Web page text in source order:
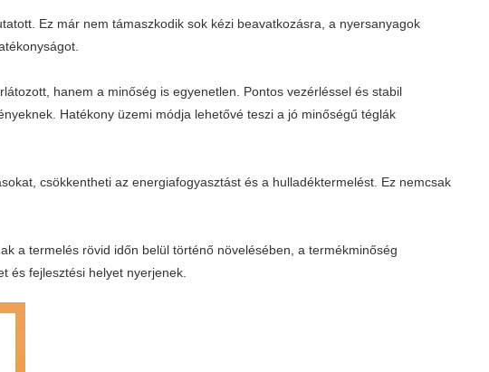
Ez már nem támaszkodik sok kézi beavatkozásra, a nyersanyagok
hanem a minőség is egyenetlen. Pontos vezérléssel és stabil
Hatékony üzemi módja lehetővé teszi a jó minőségű téglák
csökkentheti az energiafogyasztást és a hulladéktermelést. Ez nemcsak
a termelés rövid időn belül történő növelésében, a termékminőség
és fejlesztési helyet nyerjenek.